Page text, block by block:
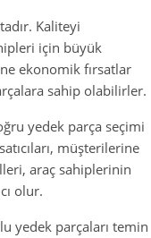
Kaliteyi
için büyük
ekonomik fırsatlar
sahip olabilirler.
yedek parça seçimi
müşterilerine
araç sahiplerinin
olur.
yedek parçaları temin